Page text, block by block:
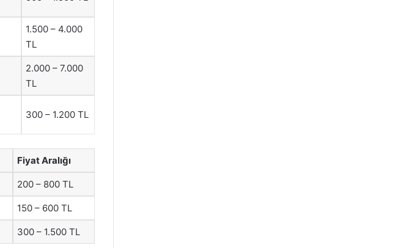
1.500 – 4.000
TL
2.000 – 7.000
TL
300 – 1.200 TL
Fiyat Aralığı
200 – 800 TL
150 – 600 TL
300 – 1.500 TL